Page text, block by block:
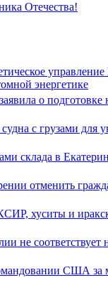
Отечества!
энергетике
о
с грузами для
склада в
отменить
хуситы и
не соответствует
США за